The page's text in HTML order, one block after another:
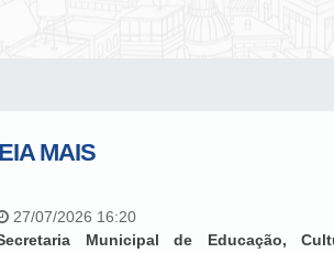
MAIS
27/07/2026 16:20
Municipal de Educação,